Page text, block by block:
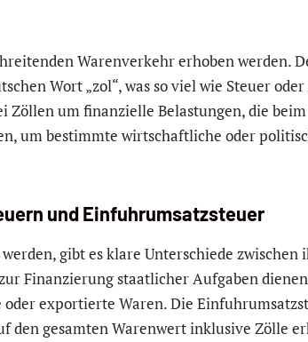
Warenverkehr erhoben werden.
Wort „zol“, was so viel wie Steuer oder
Zöllen um finanzielle Belastungen, die
um bestimmte wirtschaftliche oder
und Einfuhrumsatzsteuer
gibt es klare Unterschiede zwischen
Finanzierung staatlicher Aufgaben
exportierte Waren. Die
den gesamten Warenwert inklusive Zölle